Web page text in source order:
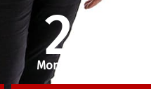
25
Monatliche Hilfe